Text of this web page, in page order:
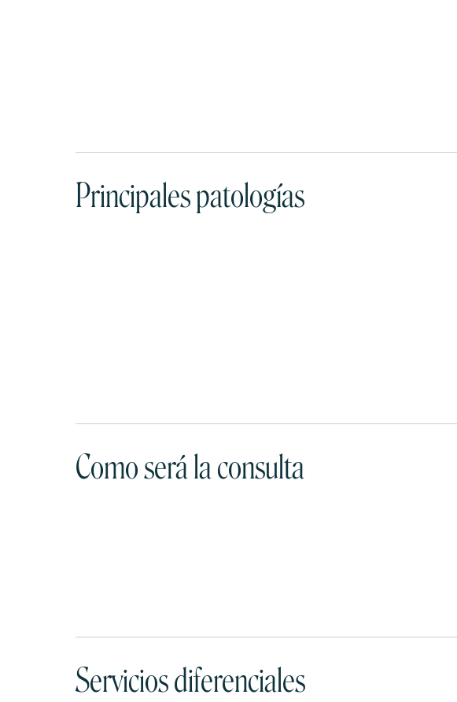
Principales patologías
Como será la consulta
Servicios diferenciales